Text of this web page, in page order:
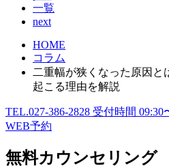
一覧
next
HOME
コラム
二重幅が狭くなった原因と
起こる理由を解説
TEL.027-386-2828 受付時間 09:30
WEB予約
無料カウンセリング